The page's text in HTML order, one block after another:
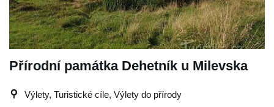
Přírodní památka Dehetník u Milevska
Výlety, Turistické cíle, Výlety do přírody